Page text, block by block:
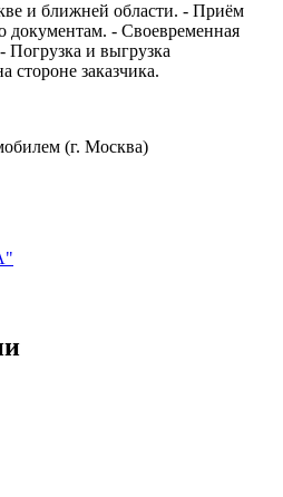
и ближней области. - Приём
документам. - Своевременная
Погрузка и выгрузка
стороне заказчика.
(г. Москва)